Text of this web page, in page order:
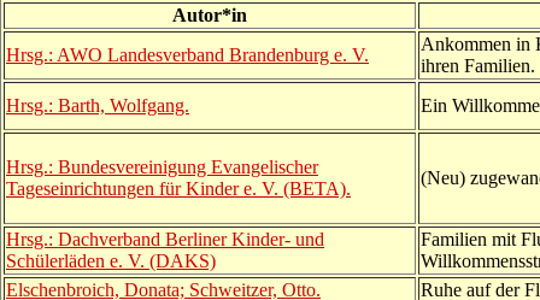
Autor*in
Hrsg.: AWO Landesverband Brandenburg e. V.
Ankommen in
ihren Familien.
Hrsg.: Barth, Wolfgang.
Ein
Hrsg.: Bundesvereinigung Evangelischer
Tageseinrichtungen für Kinder e. V. (BETA).
(Neu)
Hrsg.: Dachverband Berliner Kinder- und
Schülerläden e. V. (DAKS)
Familien mit
Elschenbroich, Donata; Schweitzer, Otto.
Ruhe auf der